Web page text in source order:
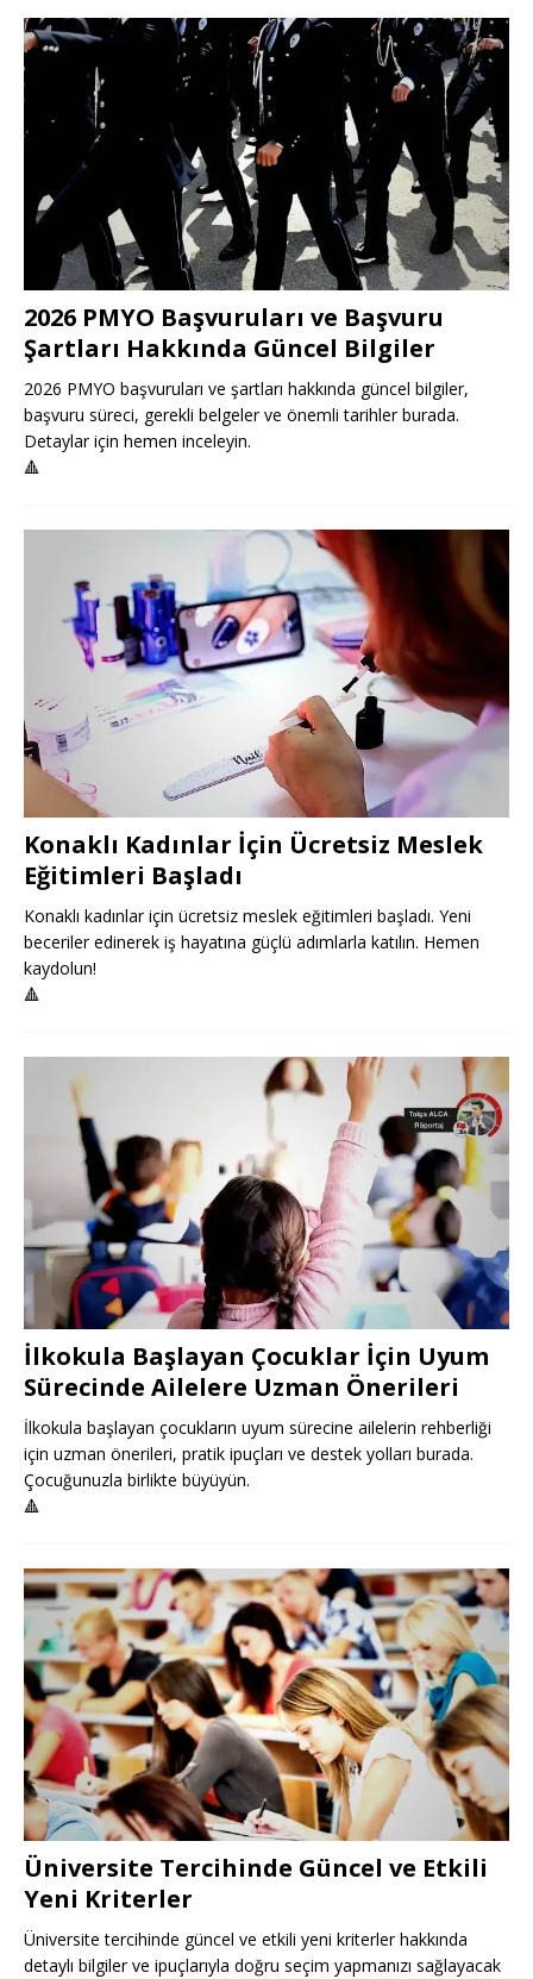
2026 PMYO Başvuruları ve Başvuru
Şartları Hakkında Güncel Bilgiler
2026 PMYO başvuruları ve şartları hakkında güncel bilgiler,
başvuru süreci, gerekli belgeler ve önemli tarihler burada.
Detaylar için hemen inceleyin.
🔺
Konaklı Kadınlar İçin Ücretsiz Meslek
Eğitimleri Başladı
Konaklı kadınlar için ücretsiz meslek eğitimleri başladı. Yeni
beceriler edinerek iş hayatına güçlü adımlarla katılın. Hemen
kaydolun!
🔺
İlkokula Başlayan Çocuklar İçin Uyum
Sürecinde Ailelere Uzman Önerileri
İlkokula başlayan çocukların uyum sürecine ailelerin rehberliği
için uzman önerileri, pratik ipuçları ve destek yolları burada.
Çocuğunuzla birlikte büyüyün.
🔺
Üniversite Tercihinde Güncel ve Etkili
Yeni Kriterler
Üniversite tercihinde güncel ve etkili yeni kriterler hakkında
detaylı bilgiler ve ipuçlarıyla doğru seçim yapmanızı sağlayacak